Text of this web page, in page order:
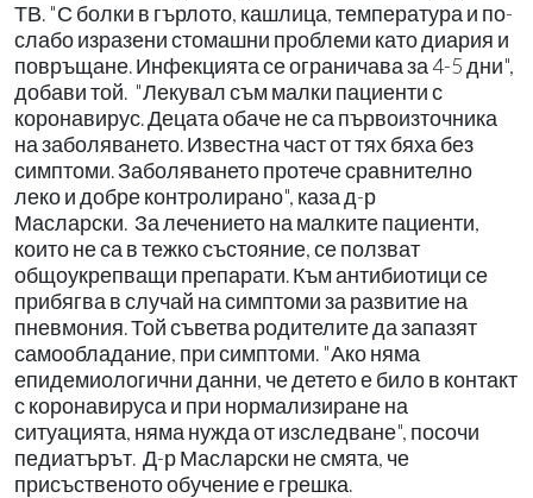
ТВ. "С болки в гърлото, кашлица, температура и по-
слабо изразени стомашни проблеми като диария и
повръщане. Инфекцията се ограничава за 4-5 дни",
добави той. "Лекувал съм малки пациенти с
коронавирус. Децата обаче не са първоизточника
на заболяването. Известна част от тях бяха без
симптоми. Заболяването протече сравнително
леко и добре контролирано", каза д-р
Масларски. За лечението на малките пациенти,
които не са в тежко състояние, се ползват
общоукрепващи препарати. Към антибиотици се
прибягва в случай на симптоми за развитие на
пневмония. Той съветва родителите да запазят
самообладание, при симптоми. "Ако няма
епидемиологични данни, че детето е било в контакт
с коронавируса и при нормализиране на
ситуацията, няма нужда от изследване", посочи
педиатърът. Д-р Масларски не смята, че
присъственото обучение е грешка.